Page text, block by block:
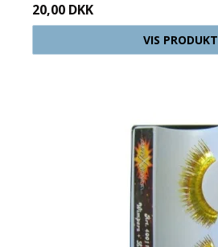
20,00 DKK
VIS PRODUKT